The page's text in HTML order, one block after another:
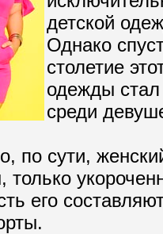
детской
Однако
столетие
одежды
среди
по сути,
только
его